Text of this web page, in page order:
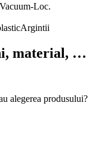
Loc.
Argintii
material, …
alegerea produsului?